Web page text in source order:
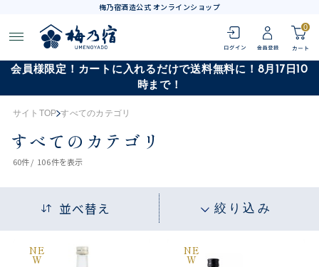
梅乃宿酒造公式 オンラインショップ
0
会員様限定！カートに入れるだけで送料無料に！8月17日10
時まで！
サイトTOP すべてのカテゴリ
すべてのカテゴリ
60件 / 106件を表示
並べ替え 絞り込み
NE
W
NE
W